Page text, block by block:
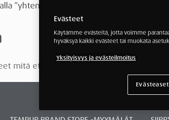
“yhtenäinen patja”
mitä etsit.
Evästeet
Käytämme evästeitä, jotta voimme
hyväksyä kaikki evästeet tai muokata
Yksityisyys ja evästeilmoitus